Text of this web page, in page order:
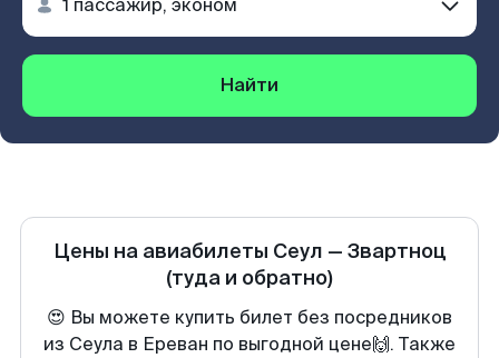
Найти
Цены на авиабилеты Сеул — Звартноц
(туда и обратно)
😍 Вы можете купить билет без посредников
из Сеула в Ереван по выгодной цене🙌. Также